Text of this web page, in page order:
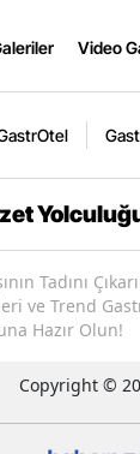
Video
Tadını
ve Trend
Hazır Olun!
Copyright ©